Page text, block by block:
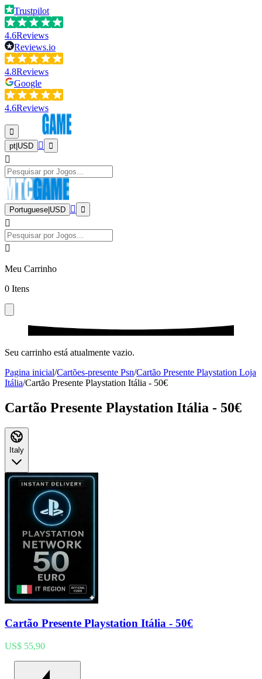
Trustpilot
4.6Reviews
Reviews.io
4.8Reviews
Google
4.6Reviews
pt USD
Portuguese USD
Meu Carrinho
0 Itens
Seu carrinho está atualmente vazio.
Pagina inicial/Cartões-presente Psn/Cartão Presente Playstation Loja
Itália/Cartão Presente Playstation Itália - 50€
Cartão Presente Playstation Itália - 50€
Italy
Cartão Presente Playstation Itália - 50€
US$ 55,90